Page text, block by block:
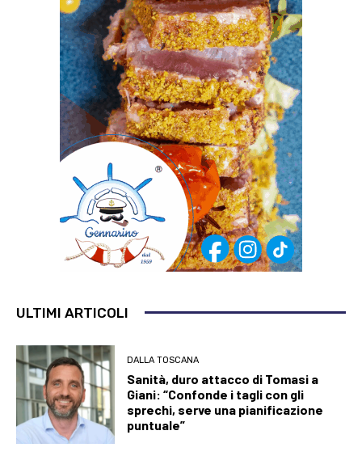
ULTIMI ARTICOLI
DALLA TOSCANA
Sanità, duro attacco di Tomasi a
Giani: “Confonde i tagli con gli
sprechi, serve una pianificazione
puntuale”